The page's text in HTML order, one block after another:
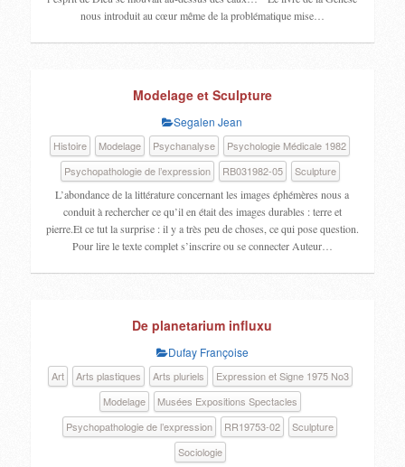
nous introduit au cœur même de la problématique mise…
Modelage et Sculpture
Segalen Jean
Histoire Modelage Psychanalyse
Psychologie Médicale 1982
Psychopathologie de l’expression
RB031982-05
Sculpture
L’abondance de la littérature concernant les images éphémères nous a
conduit à rechercher ce qu’il en était des images durables : terre et
pierre.Et ce tut la surprise : il y a très peu de choses, ce qui pose question.
Pour lire le texte complet s’inscrire ou se connecter Auteur…
De planetarium influxu
Dufay Françoise
Art Arts plastiques Arts pluriels
Expression et Signe 1975 No3
Modelage
Musées Expositions Spectacles
Psychopathologie de l’expression
RR19753-02
Sculpture
Sociologie